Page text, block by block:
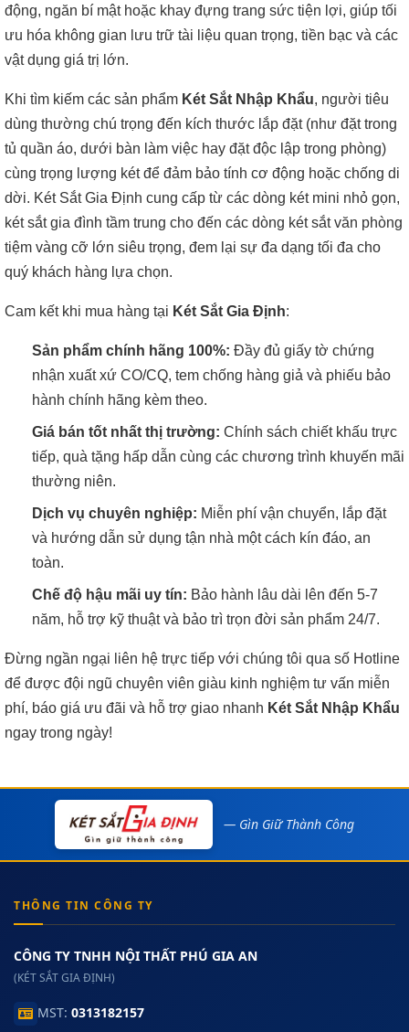
động, ngăn bí mật hoặc khay đựng trang sức tiện lợi, giúp tối
ưu hóa không gian lưu trữ tài liệu quan trọng, tiền bạc và các
vật dụng giá trị lớn.
Khi tìm kiếm các sản phẩm Két Sắt Nhập Khẩu, người tiêu
dùng thường chú trọng đến kích thước lắp đặt (như đặt trong
tủ quần áo, dưới bàn làm việc hay đặt độc lập trong phòng)
cùng trọng lượng két để đảm bảo tính cơ động hoặc chống di
dời. Két Sắt Gia Định cung cấp từ các dòng két mini nhỏ gọn,
két sắt gia đình tầm trung cho đến các dòng két sắt văn phòng
tiệm vàng cỡ lớn siêu trọng, đem lại sự đa dạng tối đa cho
quý khách hàng lựa chọn.
Cam kết khi mua hàng tại Két Sắt Gia Định:
Sản phẩm chính hãng 100%: Đầy đủ giấy tờ chứng
nhận xuất xứ CO/CQ, tem chống hàng giả và phiếu bảo
hành chính hãng kèm theo.
Giá bán tốt nhất thị trường: Chính sách chiết khấu trực
tiếp, quà tặng hấp dẫn cùng các chương trình khuyến mãi
thường niên.
Dịch vụ chuyên nghiệp: Miễn phí vận chuyển, lắp đặt
và hướng dẫn sử dụng tận nhà một cách kín đáo, an
toàn.
Chế độ hậu mãi uy tín: Bảo hành lâu dài lên đến 5-7
năm, hỗ trợ kỹ thuật và bảo trì trọn đời sản phẩm 24/7.
Đừng ngần ngại liên hệ trực tiếp với chúng tôi qua số Hotline
để được đội ngũ chuyên viên giàu kinh nghiệm tư vấn miễn
phí, báo giá ưu đãi và hỗ trợ giao nhanh Két Sắt Nhập Khẩu
ngay trong ngày!
— Gìn Giữ Thành Công
THÔNG TIN CÔNG TY
CÔNG TY TNHH NỘI THẤT PHÚ GIA AN
(KÉT SẮT GIA ĐỊNH)
MST: 0313182157